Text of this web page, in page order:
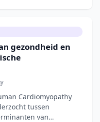
gezondheid en
Cardiomyopathy
tussen
van